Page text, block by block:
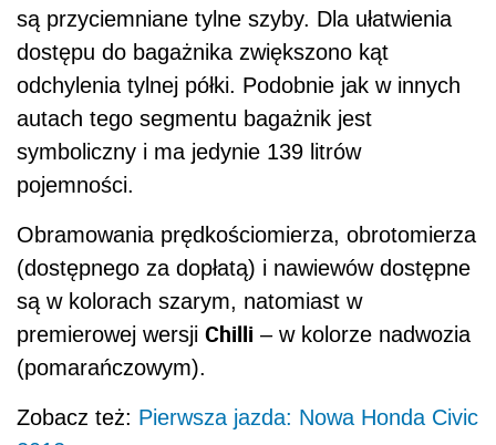
są przyciemniane tylne szyby. Dla ułatwienia
dostępu do bagażnika zwiększono kąt
odchylenia tylnej półki. Podobnie jak w innych
autach tego segmentu bagażnik jest
symboliczny i ma jedynie 139 litrów
pojemności.
Obramowania prędkościomierza, obrotomierza
(dostępnego za dopłatą) i nawiewów dostępne
są w kolorach szarym, natomiast w
premierowej wersji Chilli – w kolorze nadwozia
(pomarańczowym).
Zobacz też: Pierwsza jazda: Nowa Honda Civic